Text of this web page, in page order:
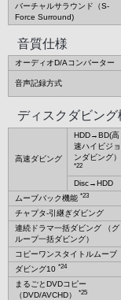
バーチャルサラウンド（S-
Force Surround)
音質仕様
オーディオD/Aコンバーター
音声記録方式
ディスクダビング
高速ダビング
HDD→BD(高
速ハイビジョ
ンダビング）
*22
Disc→HDD
ムーブバック機能 *23
チャプタ-引継ぎダビング
連続ドラマ一括ダビング （グ
ループ一括ダビング）
コピーワンスタイトルムーブ
ダビング10 *24
まるごとDVDコピー
（DVD/AVCHD）
*25